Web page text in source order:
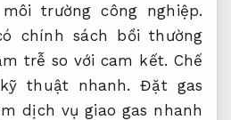
trường công nghiệp.
chính sách bồi thường
trễ so với cam kết. Chế
thuật nhanh. Đặt gas
dịch vụ giao gas nhanh